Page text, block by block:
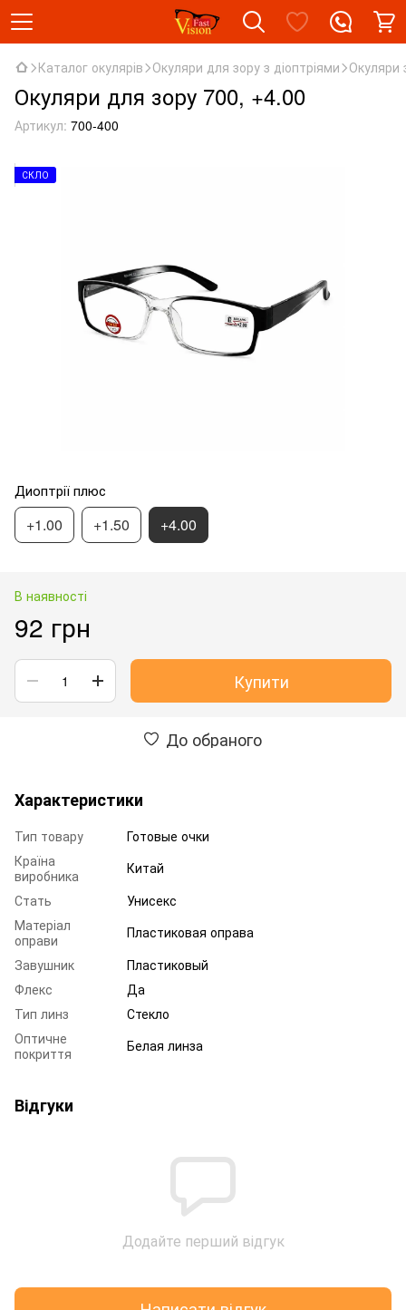
Каталог окулярів Окуляри для зору з діоптріями Окуляри
Окуляри для зору 700, +4.00
Артикул: 700-400
СКЛО
Диоптрії плюс
+1.00 +1.50 +4.00
В наявності
92 грн
Купити
До обраного
Характеристики
Тип товару
Готовые очки
Країна
виробника
Китай
Стать
Унисекс
Матеріал
оправи
Пластиковая оправа
Завушник
Пластиковый
Флекс
Да
Тип линз
Стекло
Оптичне
покриття
Белая линза
Відгуки
Додайте перший відгук